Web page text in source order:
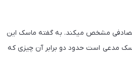
تصادفی مشخص میکند. به گفته ماسک این
مدعی است حدود دو برابر آن چیزی که